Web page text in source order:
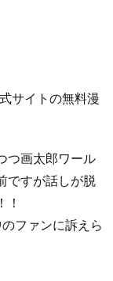
サイトの無料漫
つ画太郎ワール
ですが話しが脱
！
ファンに訴えら